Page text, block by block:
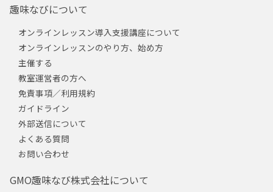
趣味なびについて
オンラインレッスン導入支援講座について
オンラインレッスンのやり方、始め方
主催する
教室運営者の方へ
免責事項／利用規約
ガイドライン
外部送信について
よくある質問
お問い合わせ
GMO趣味なび株式会社について